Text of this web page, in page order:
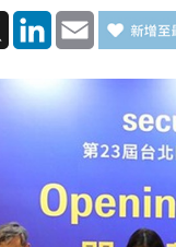
X LinkedInEmail